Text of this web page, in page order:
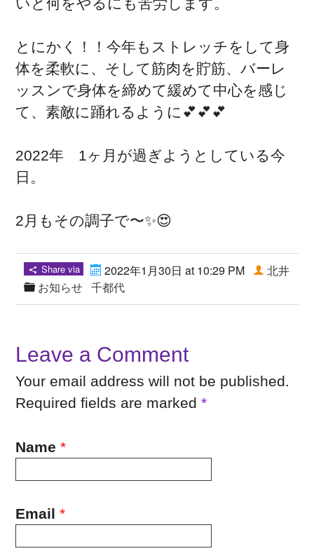
とにかく！！今年もストレッチをして身
体を柔軟に、そして筋肉を貯筋、バーレ
ッスンで身体を締めて緩めて中心を感じ
て、素敵に踊れるように💕💕💕
2022年 1ヶ月が過ぎようとしている今
日。
2月もその調子で〜✨😍
Share via
2022年1月30日 at 10:29 PM
お知らせ
北井
千都代
Leave a Comment
Your email address will not be published.
Required fields are marked*
Name *
Email *